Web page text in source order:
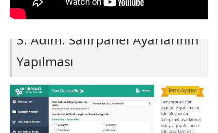
3. Adım: Safirpanel Ayarlarının
Yapılması